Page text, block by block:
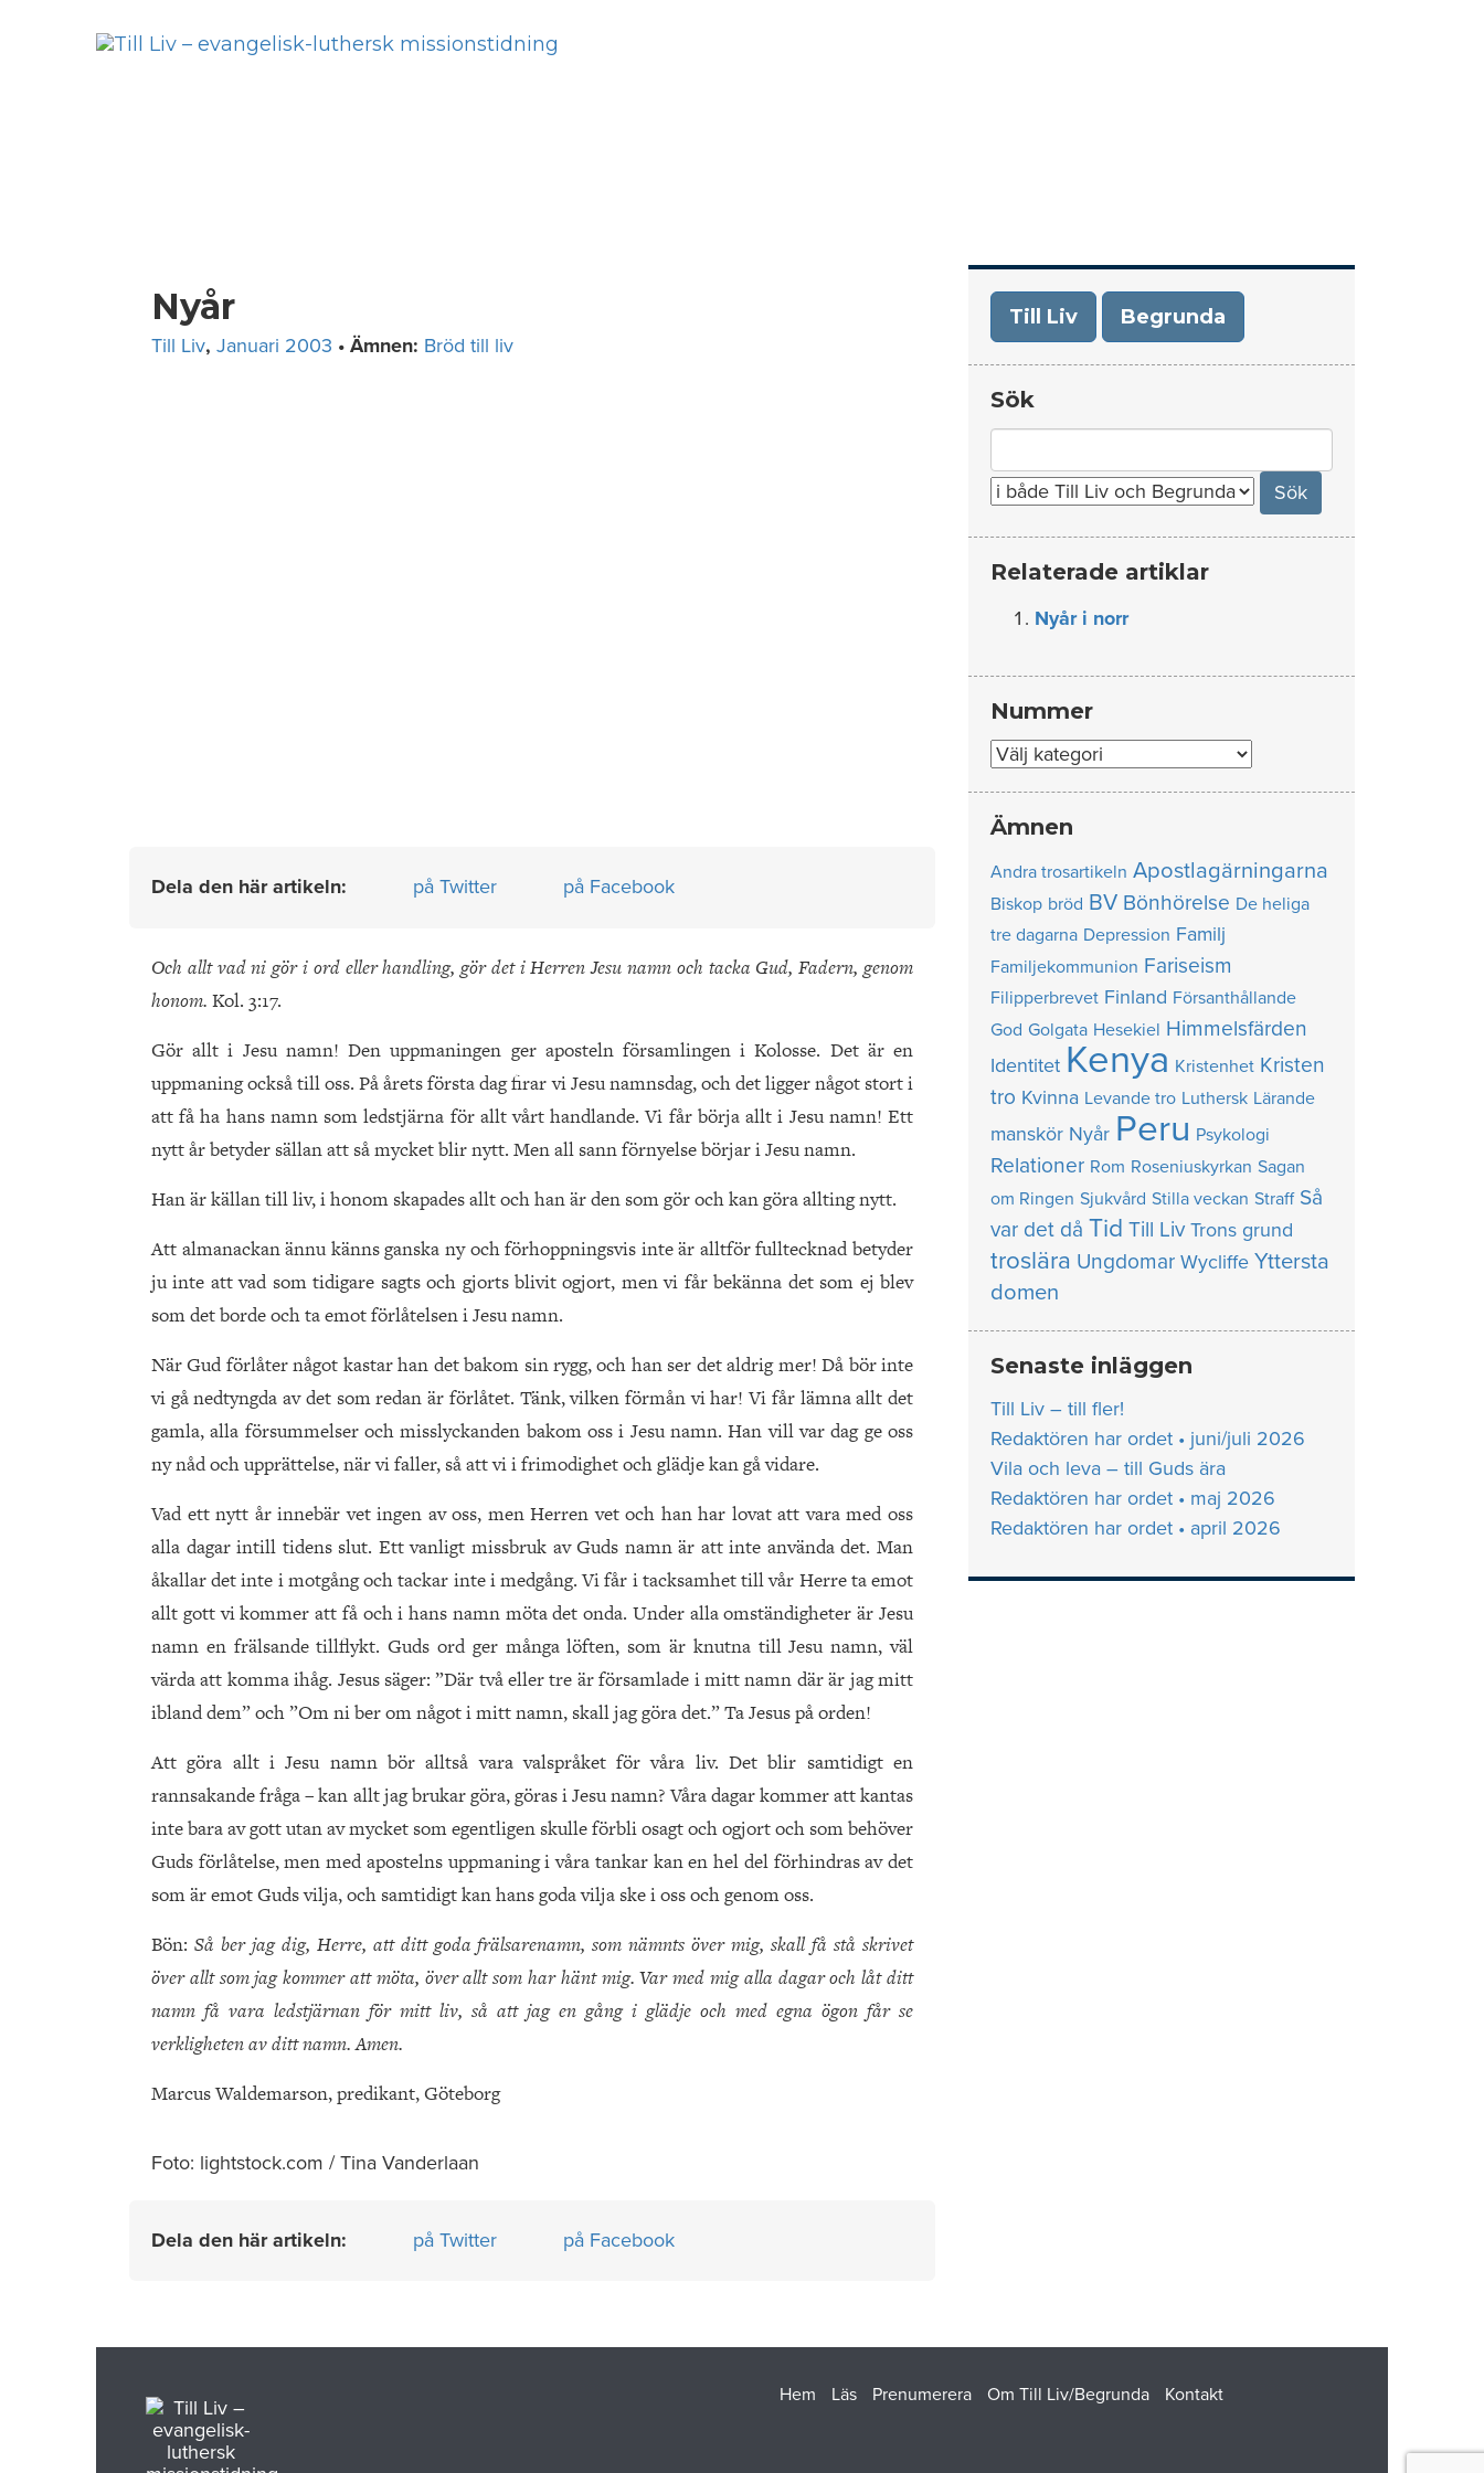
Nyår
Till Liv, Januari 2003 • Ämnen: Bröd till liv
Dela den här artikeln: på Twitter på Facebook
Och allt vad ni gör i ord eller handling, gör det i Herren Jesu namn och tacka Gud, Fadern, genom
honom. Kol. 3:17.
Gör allt i Jesu namn! Den uppmaningen ger aposteln församlingen i Kolosse. Det är en
uppmaning också till oss. På årets första dag firar vi Jesu namnsdag, och det ligger något stort i
att få ha hans namn som ledstjärna för allt vårt handlande. Vi får börja allt i Jesu namn! Ett
nytt år betyder sällan att så mycket blir nytt. Men all sann förnyelse börjar i Jesu namn.
Han är källan till liv, i honom skapades allt och han är den som gör och kan göra allting nytt.
Att almanackan ännu känns ganska ny och förhoppningsvis inte är alltför fulltecknad betyder
ju inte att vad som tidigare sagts och gjorts blivit ogjort, men vi får bekänna det som ej blev
som det borde och ta emot förlåtelsen i Jesu namn.
När Gud förlåter något kastar han det bakom sin rygg, och han ser det aldrig mer! Då bör inte
vi gå nedtyngda av det som redan är förlåtet. Tänk, vilken förmån vi har! Vi får lämna allt det
gamla, alla försummelser och misslyckanden bakom oss i Jesu namn. Han vill var dag ge oss
ny nåd och upprättelse, när vi faller, så att vi i frimodighet och glädje kan gå vidare.
Vad ett nytt år innebär vet ingen av oss, men Herren vet och han har lovat att vara med oss
alla dagar intill tidens slut. Ett vanligt missbruk av Guds namn är att inte använda det. Man
åkallar det inte i motgång och tackar inte i medgång. Vi får i tacksamhet till vår Herre ta emot
allt gott vi kommer att få och i hans namn möta det onda. Under alla omständigheter är Jesu
namn en frälsande tillflykt. Guds ord ger många löften, som är knutna till Jesu namn, väl
värda att komma ihåg. Jesus säger: ”Där två eller tre är församlade i mitt namn där är jag mitt
ibland dem” och ”Om ni ber om något i mitt namn, skall jag göra det.” Ta Jesus på orden!
Att göra allt i Jesu namn bör alltså vara valspråket för våra liv. Det blir samtidigt en
rannsakande fråga – kan allt jag brukar göra, göras i Jesu namn? Våra dagar kommer att kantas
inte bara av gott utan av mycket som egentligen skulle förbli osagt och ogjort och som behöver
Guds förlåtelse, men med apostelns uppmaning i våra tankar kan en hel del förhindras av det
som är emot Guds vilja, och samtidigt kan hans goda vilja ske i oss och genom oss.
Bön: Så ber jag dig, Herre, att ditt goda frälsarenamn, som nämnts över mig, skall få stå skrivet
över allt som jag kommer att möta, över allt som har hänt mig. Var med mig alla dagar och låt ditt
namn få vara ledstjärnan för mitt liv, så att jag en gång i glädje och med egna ögon får se
verkligheten av ditt namn. Amen.
Marcus Waldemarson, predikant, Göteborg
Foto: lightstock.com / Tina Vanderlaan
Dela den här artikeln: på Twitter på Facebook
Till Liv Begrunda
Sök
for:
Relaterade artiklar
Nyår i norr
Nummer
Nummer
Ämnen
Andra trosartikeln Apostlagärningarna
Biskop bröd BV Bönhörelse De heliga
tre dagarna Depression Familj
Familjekommunion Fariseism
Filipperbrevet Finland Försanthållande
God Golgata Hesekiel Himmelsfärden
Identitet Kenya Kristenhet Kristen
tro Kvinna Levande tro Luthersk Lärande
manskör Nyår Peru Psykologi
Relationer Rom Roseniuskyrkan Sagan
om Ringen Sjukvård Stilla veckan Straff Så
var det då Tid Till Liv Trons grund
troslära Ungdomar Wycliffe Yttersta
domen
Senaste inläggen
Till Liv – till fler!
Redaktören har ordet • juni/juli 2026
Vila och leva – till Guds ära
Redaktören har ordet • maj 2026
Redaktören har ordet • april 2026
Hem Läs Prenumerera Om Till Liv/Begrunda Kontakt